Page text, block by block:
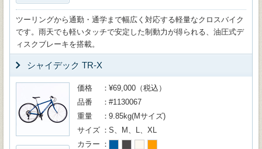
ツーリングから通勤・通学まで幅広く対応する軽量なクロスバイク
です。雨天でも軽いタッチで安定した制動力が得られる、油圧式デ
ィスクブレーキを搭載。
シャイデック TR-X
価格
¥69,000（税込）
品番
#1130067
重量
9.85kg(Mサイズ)
サイズ
S、M、L、XL
カラー